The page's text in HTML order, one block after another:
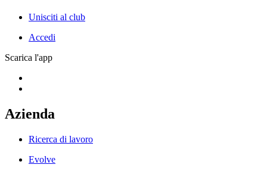
Unisciti al club
Accedi
Scarica l'app
Azienda
Ricerca di lavoro
Evolve